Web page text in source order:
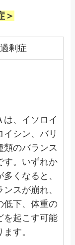
＞
過剰症
は、イソロイ
イシン、バリ
類のバランス
す。いずれか
くなると、
ンスが崩れ、
低下、体重の
を起こす可能
す。